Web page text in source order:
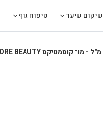
שיער טיפוח גוף